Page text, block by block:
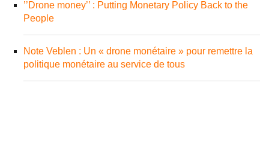
’’Drone money’’ : Putting Monetary Policy Back to the
People
Note Veblen : Un « drone monétaire » pour remettre la
politique monétaire au service de tous